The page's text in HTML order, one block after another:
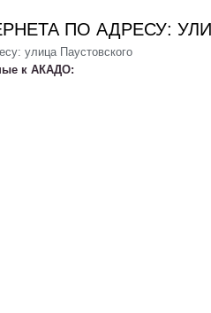
ПО АДРЕСУ:
улица Паустовского
к АКАДО: